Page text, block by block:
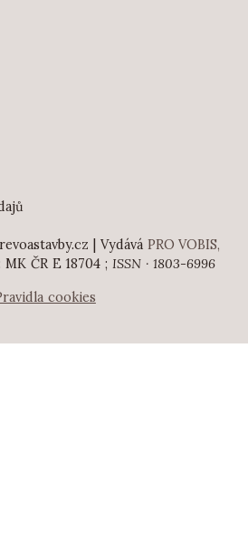
| Vydává PRO VOBIS,
ČR E 18704 ; ISSN · 1803-6996
cookies